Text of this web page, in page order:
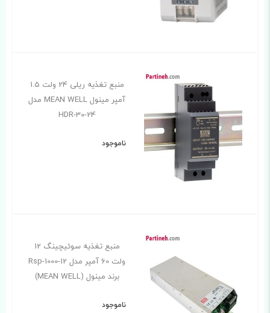
منبع تغذیه ریلی 24 ولت 1.5
آمپر مینول MEAN WELL مدل
HDR-30-24
ناموجود
منبع تغذیه سوئیچینگ 12
ولت 60 آمپر مدل Rsp-1000-12
برند مینول (MEAN WELL)
ناموجود